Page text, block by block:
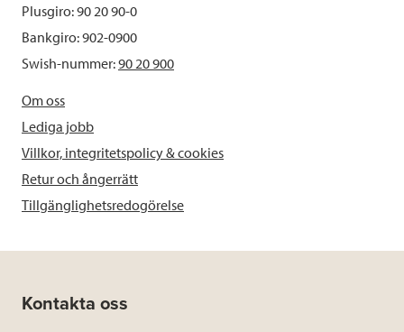
Plusgiro: 90 20 90-0
Bankgiro: 902-0900
Swish-nummer:90 20 900
Om oss
Lediga jobb
Villkor, integritetspolicy & cookies
Retur och ångerrätt
Tillgänglighetsredogörelse
Kontakta oss